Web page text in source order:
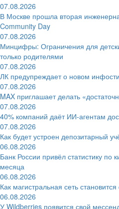
07.08.2026
В Москве прошла вторая
Community Day
07.08.2026
Минцифры: Ограничения для
только родителями
07.08.2026
ЛК предупреждает о новом
07.08.2026
MAX приглашает делать
07.08.2026
40% компаний даёт ИИ‑агентам
07.08.2026
Как будет устроен депозитарный
06.08.2026
Банк России привёл статистику по
месяца
06.08.2026
Как магистральная сеть
06.08.2026
У Wildberries появится свой